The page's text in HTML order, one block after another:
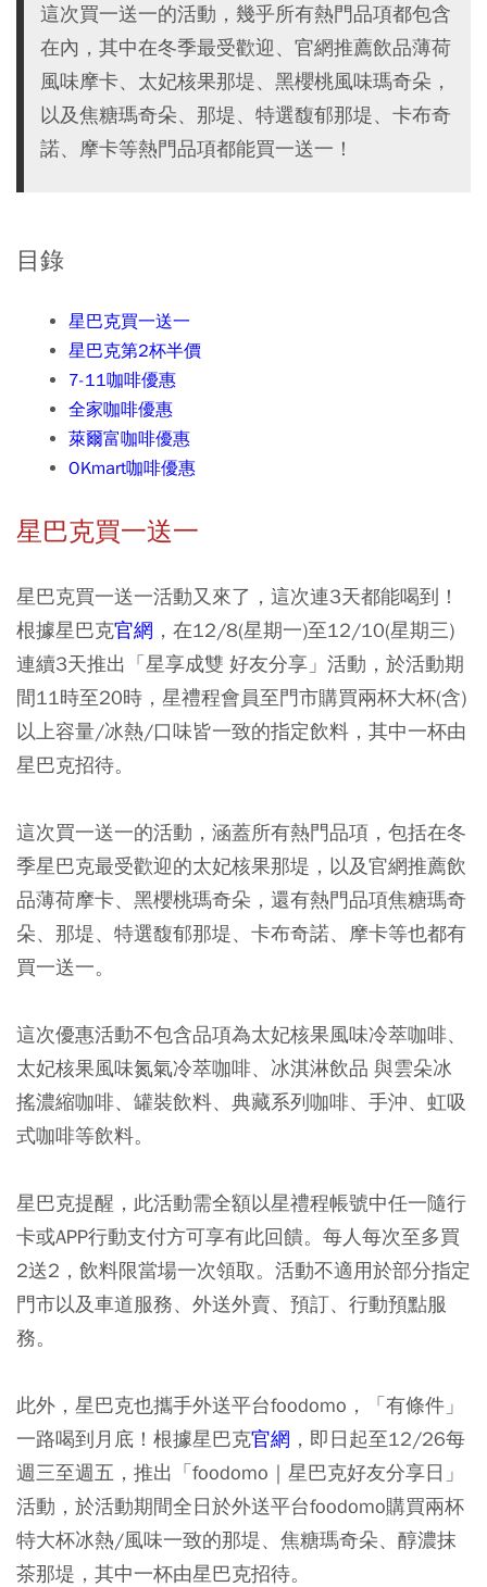
這次買一送一的活動，幾乎所有熱門品項都包含
在內，其中在冬季最受歡迎、官網推薦飲品薄荷
風味摩卡、太妃核果那堤、黑櫻桃風味瑪奇朵，
以及焦糖瑪奇朵、那堤、特選馥郁那堤、卡布奇
諾、摩卡等熱門品項都能買一送一！
目錄
星巴克買一送一
星巴克第2杯半價
7-11咖啡優惠
全家咖啡優惠
萊爾富咖啡優惠
OKmart咖啡優惠
星巴克買一送一
星巴克買一送一活動又來了，這次連3天都能喝到！
根據星巴克官網 ，在12/8(星期一)至12/10(星期三)
連續3天推出「星享成雙 好友分享」活動，於活動期
間11時至20時，星禮程會員至門市購買兩杯大杯(含)
以上容量/冰熱/口味皆一致的指定飲料，其中一杯由
星巴克招待。
這次買一送一的活動，涵蓋所有熱門品項，包括在冬
季星巴克最受歡迎的太妃核果那堤，以及官網推薦飲
品薄荷摩卡、黑櫻桃瑪奇朵，還有熱門品項焦糖瑪奇
朵、那堤、特選馥郁那堤、卡布奇諾、摩卡等也都有
買一送一。
這次優惠活動不包含品項為太妃核果風味冷萃咖啡、
太妃核果風味氮氣冷萃咖啡、冰淇淋飲品 與雲朵冰
搖濃縮咖啡、罐裝飲料、典藏系列咖啡、手沖、虹吸
式咖啡等飲料。
星巴克提醒，此活動需全額以星禮程帳號中任一隨行
卡或APP行動支付方可享有此回饋。每人每次至多買
2送2，飲料限當場一次領取。活動不適用於部分指定
門市以及車道服務、外送外賣、預訂、行動預點服
務。
此外，星巴克也攜手外送平台foodomo，「有條件」
一路喝到月底！根據星巴克官網 ，即日起至12/26每
週三至週五，推出「foodomo｜星巴克好友分享日」
活動，於活動期間全日於外送平台foodomo購買兩杯
特大杯冰熱/風味一致的那堤、焦糖瑪奇朵、醇濃抹
茶那堤，其中一杯由星巴克招待。